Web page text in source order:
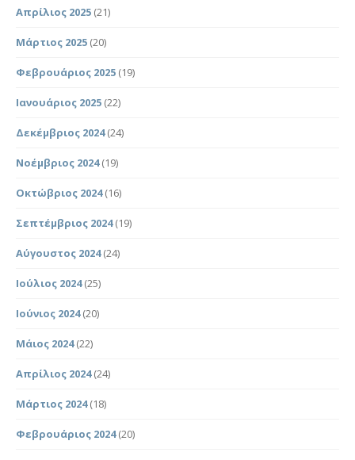
Απρίλιος 2025 (21)
Μάρτιος 2025 (20)
Φεβρουάριος 2025 (19)
Ιανουάριος 2025 (22)
Δεκέμβριος 2024(24)
Νοέμβριος 2024(19)
Οκτώβριος 2024(16)
Σεπτέμβριος 2024(19)
Αύγουστος 2024(24)
Ιούλιος 2024(25)
Ιούνιος 2024(20)
Μάιος 2024(22)
Απρίλιος 2024(24)
Μάρτιος 2024(18)
Φεβρουάριος 2024(20)